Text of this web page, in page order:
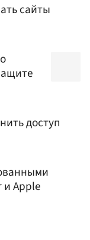
сайты
доступ
и Apple